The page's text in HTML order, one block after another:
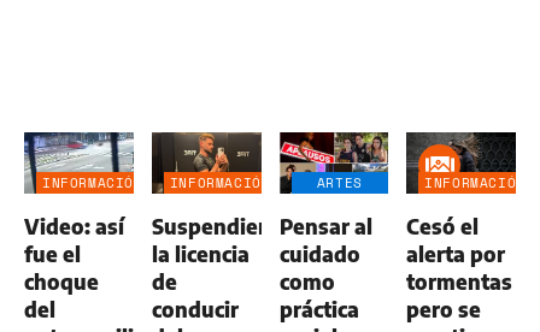
INFORMACIÓN
Video: así
fue el
choque
del
INFORMACIÓN
Suspendieron
la licencia
de
conducir
ARTES
Pensar al
cuidado
como
práctica
INFORMACIÓN
Cesó el
alerta por
tormentas
pero se